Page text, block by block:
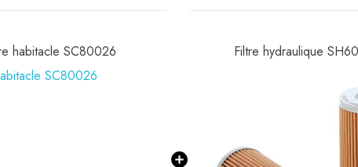
habitacle SC80026 Filtre hydraulique